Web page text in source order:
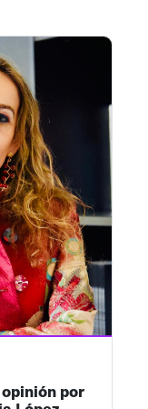
por